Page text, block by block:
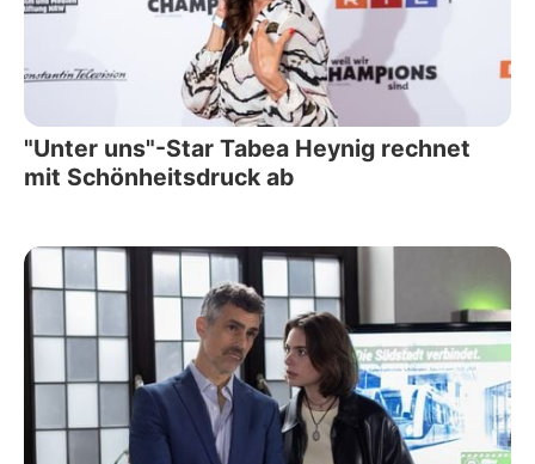
"Unter uns"-Star Tabea Heynig rechnet
mit Schönheitsdruck ab